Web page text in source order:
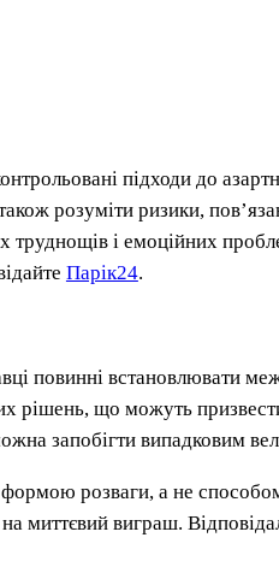
підходи до
розуміти ризики,
і емоційних
Парік24.
повинні встановлювати
рішень, що можуть
запобігти випадковим
розваги, а не
миттєвий виграш.